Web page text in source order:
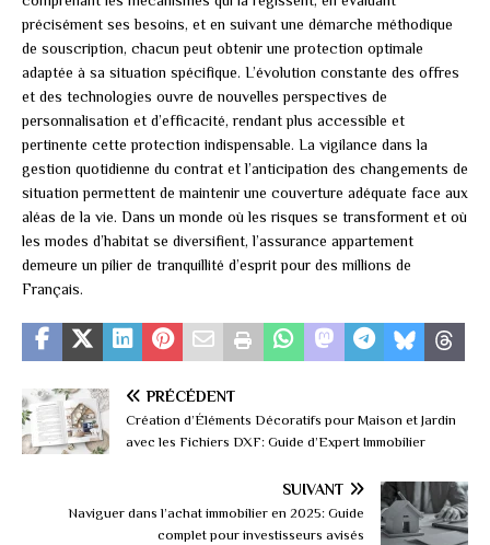
précisément ses besoins, et en suivant une démarche méthodique
de souscription, chacun peut obtenir une protection optimale
adaptée à sa situation spécifique. L’évolution constante des offres
et des technologies ouvre de nouvelles perspectives de
personnalisation et d’efficacité, rendant plus accessible et
pertinente cette protection indispensable. La vigilance dans la
gestion quotidienne du contrat et l’anticipation des changements de
situation permettent de maintenir une couverture adéquate face aux
aléas de la vie. Dans un monde où les risques se transforment et où
les modes d’habitat se diversifient, l’assurance appartement
demeure un pilier de tranquillité d’esprit pour des millions de
Français.
PRÉCÉDENT
Création d’Éléments Décoratifs pour Maison et Jardin
avec les Fichiers DXF: Guide d’Expert Immobilier
SUIVANT
Naviguer dans l’achat immobilier en 2025: Guide
complet pour investisseurs avisés